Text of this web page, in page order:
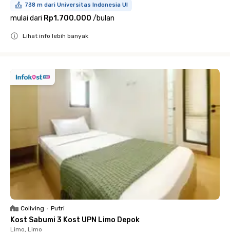
738 m dari Universitas Indonesia UI
mulai dari Rp1.700.000 /bulan
Lihat info lebih banyak
Coliving • Putri
Kost Sabumi 3 Kost UPN Limo Depok
Limo, Limo